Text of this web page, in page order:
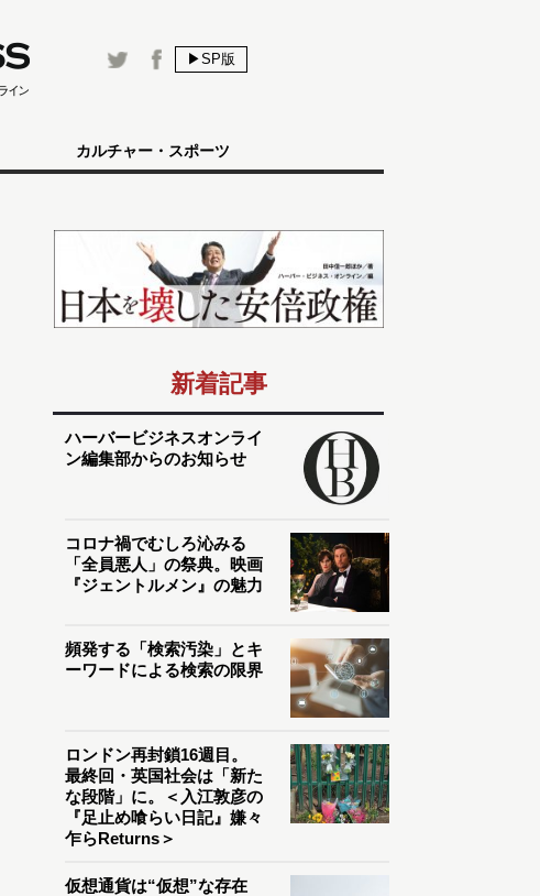
▶SP版
カルチャー・スポーツ
新着記事
ハーバービジネスオンライ
ン編集部からのお知らせ
コロナ禍でむしろ沁みる
「全員悪人」の祭典。映画
『ジェントルメン』の魅力
頻発する「検索汚染」とキ
ーワードによる検索の限界
ロンドン再封鎖16週目。
最終回・英国社会は「新た
な段階」に。＜入江敦彦の
『足止め喰らい日記』嫌々
乍らReturns＞
仮想通貨は“仮想”な存在